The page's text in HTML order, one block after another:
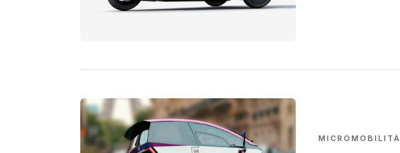
MICROMOBILITÀ